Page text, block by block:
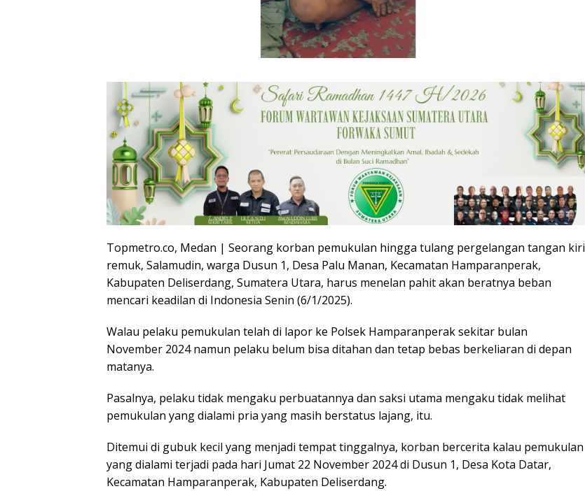
Topmetro.co, Medan | Seorang korban pemukulan hingga tulang pergelangan tangan kiri
remuk, Salamudin, warga Dusun 1, Desa Palu Manan, Kecamatan Hamparanperak,
Kabupaten Deliserdang, Sumatera Utara, harus menelan pahit akan beratnya beban
mencari keadilan di Indonesia Senin (6/1/2025).
Walau pelaku pemukulan telah di lapor ke Polsek Hamparanperak sekitar bulan
November 2024 namun pelaku belum bisa ditahan dan tetap bebas berkeliaran di depan
matanya.
Pasalnya, pelaku tidak mengaku perbuatannya dan saksi utama mengaku tidak melihat
pemukulan yang dialami pria yang masih berstatus lajang, itu.
Ditemui di gubuk kecil yang menjadi tempat tinggalnya, korban bercerita kalau pemukulan
yang dialami terjadi pada hari Jumat 22 November 2024 di Dusun 1, Desa Kota Datar,
Kecamatan Hamparanperak, Kabupaten Deliserdang.